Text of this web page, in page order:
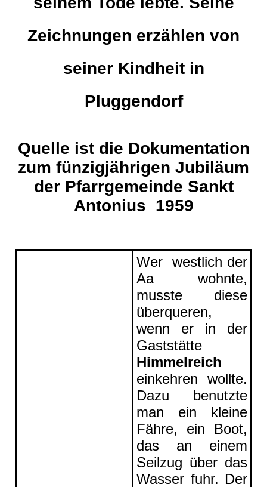
Zeichnungen erzählen von
seiner Kindheit in
Pluggendorf
Quelle ist die Dokumentation
zum fünzigjährigen Jubiläum
der Pfarrgemeinde Sankt
Antonius 1959
Wer westlich der
Aa wohnte,
musste diese
überqueren,
wenn er in der
Gaststätte
Himmelreich
einkehren wollte.
Dazu benutzte
man ein kleine
Fähre, ein Boot,
das an einem
Seilzug über das
Wasser fuhr. Der